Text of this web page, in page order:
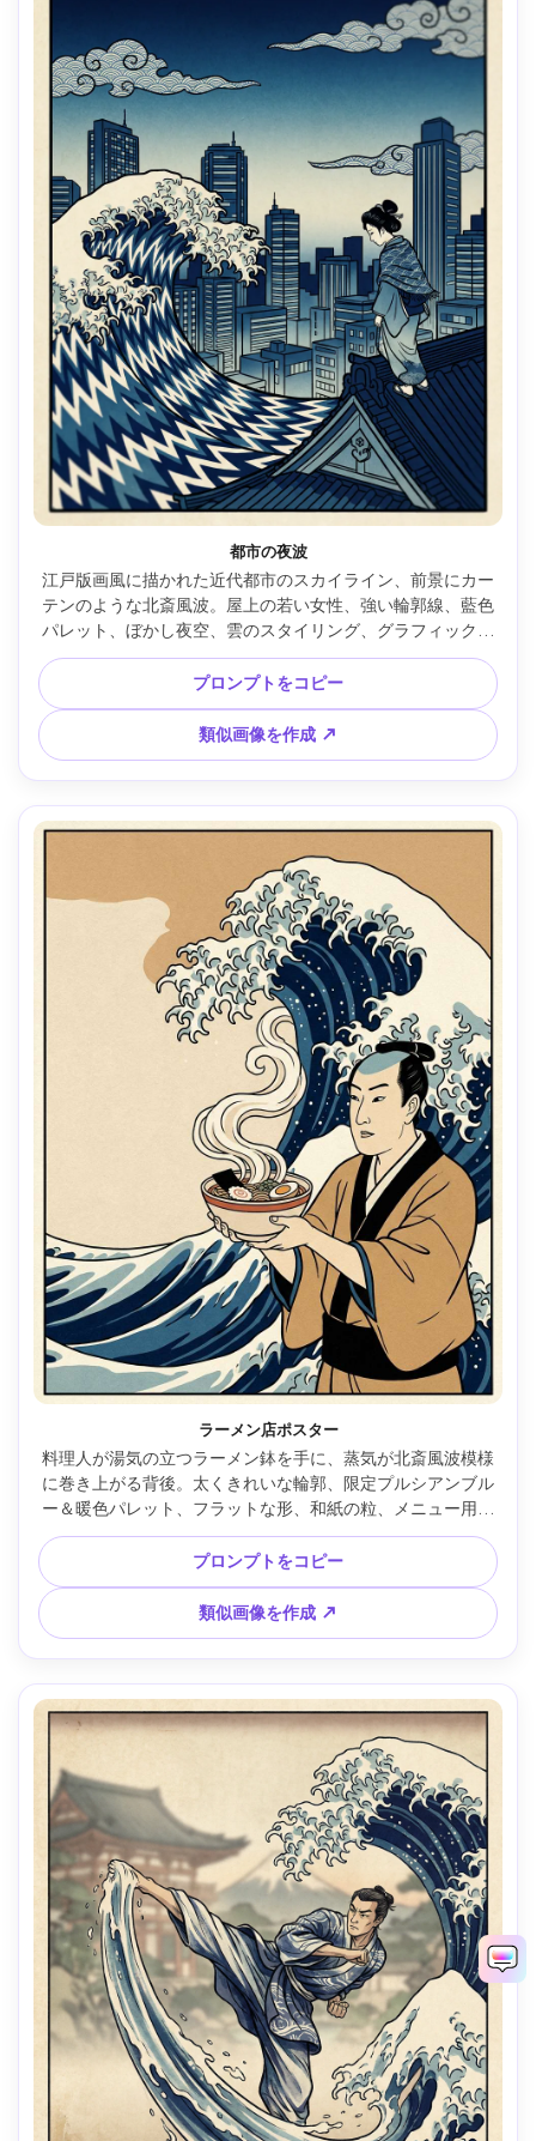
都市の夜波
江戸版画風に描かれた近代都市のスカイライン、前景にカー
テンのような北斎風波。屋上の若い女性、強い輪郭線、藍色
パレット、ぼかし夜空、雲のスタイリング、グラフィックで
ムーディ、85mmレンズ、浅い被写界深度、柔らかい映画照
明 --ar 4:5
プロンプトをコピー
類似画像を作成 ↗
ラーメン店ポスター
料理人が湯気の立つラーメン鉢を手に、蒸気が北斎風波模様
に巻き上がる背後。太くきれいな輪郭、限定プルシアンブル
ー＆暖色パレット、フラットな形、和紙の粒、メニュー用空
白スペース、鮮明な商業ポスター構図、柔らかい映画照明 --
ar 4:5
プロンプトをコピー
類似画像を作成 ↗